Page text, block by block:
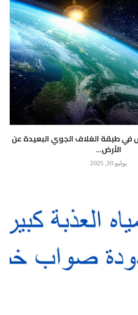
طبقة الغلاف الجوي البعيدة عن
الأرض...
يوليو 30, 2025